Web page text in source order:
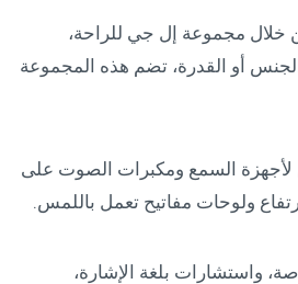
خلال مجموعة إل جي للراحة،
أو القدرة، تضم هذه المجموعة
السمع ومكبرات الصوت على
واستشارات بلغة الإشارة،